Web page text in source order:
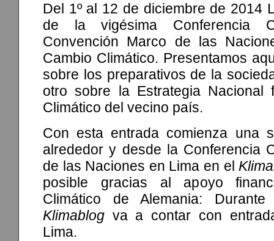
Del 1º al 12 de diciembre de 2014
de la vigésima Conferencia
Convención Marco de las
Cambio Climático. Presentamos
sobre los preparativos de la
otro sobre la Estrategia Nacional
Climático del vecino país.
Con esta entrada comienza una
alrededor y desde la Conferencia
de las Naciones en Lima en el
posible gracias al apoyo
Climático de Alemania:
Klimablog va a contar con
Lima.